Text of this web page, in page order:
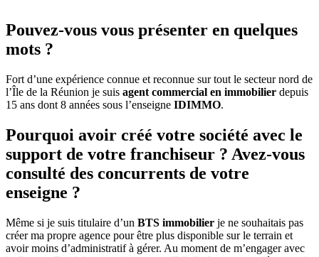
Pouvez-vous vous présenter en quelques
mots ?
Fort d’une expérience connue et reconnue sur tout le secteur nord de
l’Île de la Réunion je suis agent commercial en immobilier depuis
15 ans dont 8 années sous l’enseigne IDIMMO.
Pourquoi avoir créé votre société avec le
support de votre franchiseur ? Avez-vous
consulté des concurrents de votre
enseigne ?
Même si je suis titulaire d’un BTS immobilier je ne souhaitais pas
créer ma propre agence pour être plus disponible sur le terrain et
avoir moins d’administratif à gérer. Au moment de m’engager avec